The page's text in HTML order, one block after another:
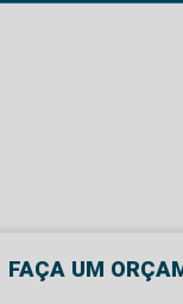
FAÇA UM